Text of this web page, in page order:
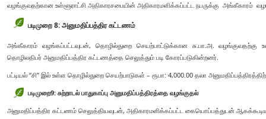
வழங்குவதற்கான உள்ளூராட்சி அதிகாரசபையின் அதிகாரமளிக்கப்பட்ட நபருக்கு அங்கீகாரம்
படிமுறை 8: அனுமதிப்பத்திர கட்டணம்
அங்கீகாரம் வழங்கப்பட்டவுடன், தொழில்துறை செயற்பாட்டுக்கான சு.பா.அ.
தொழிலதிபர் அனுமதிப்பத்திர கட்டணத்தை செலுத்தும் படி கோரப்படுகின்றனர்.
பட்டியல் “சி” இல் உள்ள தொழில்துறை செயற்பாடுகள் – ரூபா: 4,000.00 தலா
படிமுறை9: சுற்றாடல் பாதுகாப்பு அனுமதிப்பத்திரத்தை வழங்குதல்
அனுமதிப்பத்திர கட்டணம் செலுத்தியவுடன், அதிகாரமளிக்கப்பட்ட கையொப்பத்துடன்